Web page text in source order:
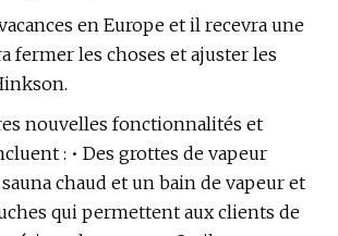
en Europe et il recevra une
fermer les choses et ajuster les
nouvelles fonctionnalités et
: • Des grottes de vapeur
chaud et un bain de vapeur et
qui permettent aux clients de